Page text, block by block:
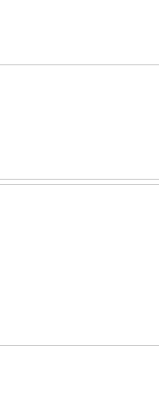
oraz
promocji